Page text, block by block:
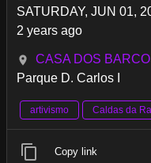
SATURDAY, JUN 01,
2 years ago
CASA DOS
Parque D. Carlos I
artivismo Caldas da
Copy link